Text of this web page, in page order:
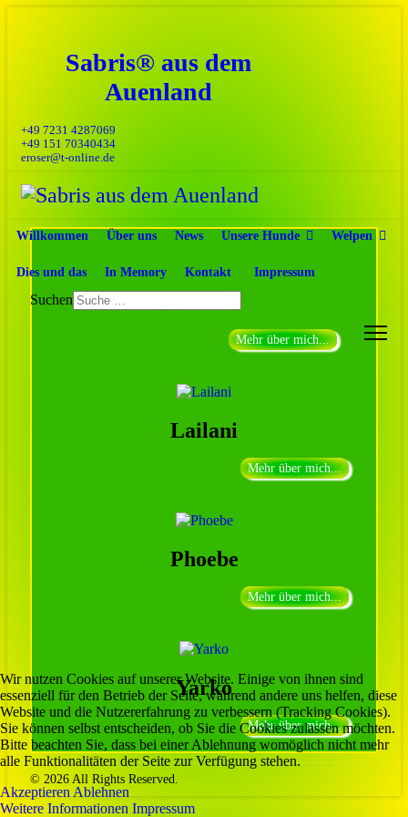
Sabris® aus dem
Auenland
+49 7231 4287069
+49 151 70340434
eroser@t-online.de
Willkommen Über uns News Unsere Hunde Welpen
Dies und das In Memory Kontakt Impressum
Suchen
Mehr über mich...
Lailani
Mehr über mich...
Phoebe
Mehr über mich...
Yarko
Mehr über mich...
© 2026 All Rights Reserved.
Wir nutzen Cookies auf unserer Website. Einige von ihnen sind
essenziell für den Betrieb der Seite, während andere uns helfen, diese
Website und die Nutzererfahrung zu verbessern (Tracking Cookies).
Sie können selbst entscheiden, ob Sie die Cookies zulassen möchten.
Bitte beachten Sie, dass bei einer Ablehnung womöglich nicht mehr
alle Funktionalitäten der Seite zur Verfügung stehen.
Akzeptieren Ablehnen
Weitere Informationen Impressum